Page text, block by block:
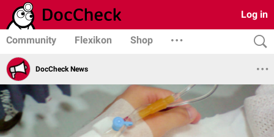
Log in
Community Flexikon Shop
DocCheck News